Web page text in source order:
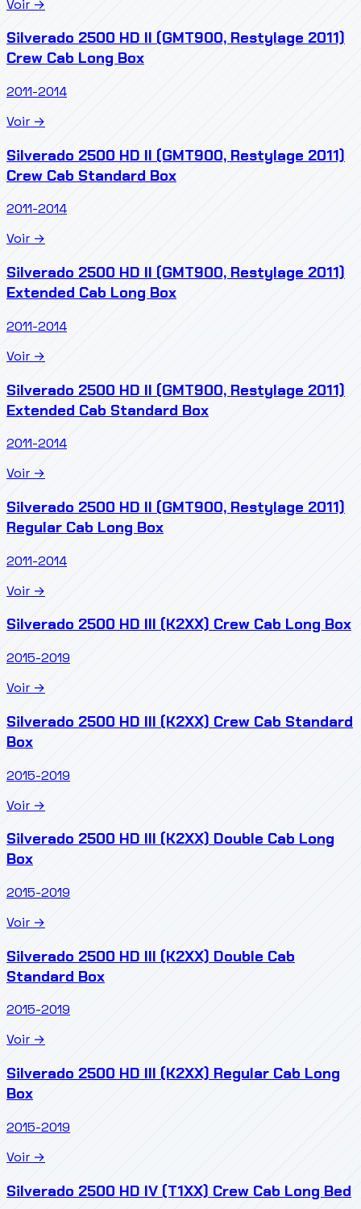
Voir →
Silverado 2500 HD II (GMT900, Restylage 2011)
Crew Cab Long Box
2011-2014
Voir →
Silverado 2500 HD II (GMT900, Restylage 2011)
Crew Cab Standard Box
2011-2014
Voir →
Silverado 2500 HD II (GMT900, Restylage 2011)
Extended Cab Long Box
2011-2014
Voir →
Silverado 2500 HD II (GMT900, Restylage 2011)
Extended Cab Standard Box
2011-2014
Voir →
Silverado 2500 HD II (GMT900, Restylage 2011)
Regular Cab Long Box
2011-2014
Voir →
Silverado 2500 HD III (K2XX) Crew Cab Long Box
2015-2019
Voir →
Silverado 2500 HD III (K2XX) Crew Cab Standard
Box
2015-2019
Voir →
Silverado 2500 HD III (K2XX) Double Cab Long
Box
2015-2019
Voir →
Silverado 2500 HD III (K2XX) Double Cab
Standard Box
2015-2019
Voir →
Silverado 2500 HD III (K2XX) Regular Cab Long
Box
2015-2019
Voir →
Silverado 2500 HD IV (T1XX) Crew Cab Long Bed